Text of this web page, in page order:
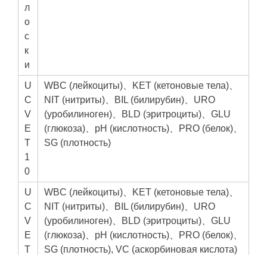
л
о
с
к
и
U
C
V
E
T
1
0
WBC (лейкоциты)、KET (кетоновые тела)、
NIT (нитриты)、BIL (билирубин)、URO
(уробилиноген)、BLD (эритроциты)、GLU
(глюкоза)、pH (кислотность)、PRO (белок)、
SG (плотность)
U
C
V
E
T
WBC (лейкоциты)、KET (кетоновые тела)、
NIT (нитриты)、BIL (билирубин)、URO
(уробилиноген)、BLD (эритроциты)、GLU
(глюкоза)、pH (кислотность)、PRO (белок)、
SG (плотность), VC (аскорбиновая кислота)